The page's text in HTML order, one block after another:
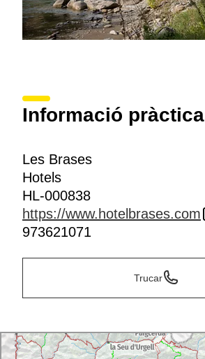
Informació pràctica
Les Brases
Hotels
HL-000838
https://www.hotelbrases.com
973621071
Trucar